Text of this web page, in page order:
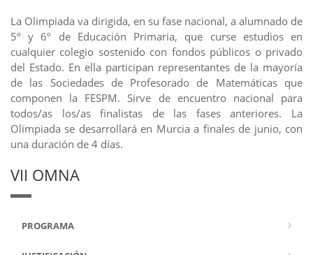
La Olimpiada va dirigida, en su fase nacional, a alumnado de
5º y 6º de Educación Primaria, que curse estudios en
cualquier colegio sostenido con fondos públicos o privado
del Estado. En ella participan representantes de la mayoría
de las Sociedades de Profesorado de Matemáticas que
componen la FESPM. Sirve de encuentro nacional para
todos/as los/as finalistas de las fases anteriores. La
Olimpiada se desarrollará en Murcia a finales de junio, con
una duración de 4 días.
VII OMNA
PROGRAMA